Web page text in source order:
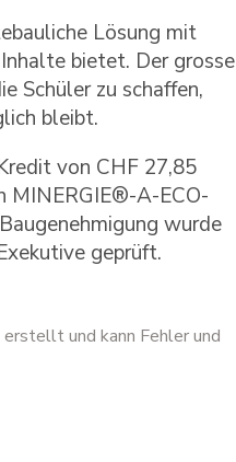
Lösung mit
bietet. Der grosse
Schüler zu schaffen,
bleibt.
von CHF 27,85
MINERGIE®-A-ECO-
wurde
geprüft.
und kann Fehler und